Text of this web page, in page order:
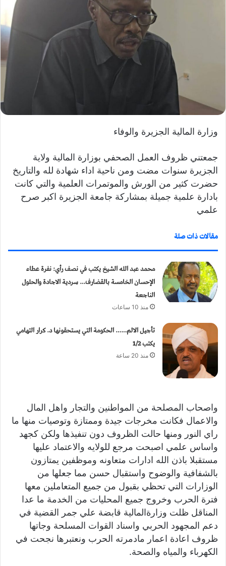
ي
د
ا
ن
ا
وزارة المالية الجزيرة والوفاء
جمعتني ظروف العمل الصحفي بوزارة المالية ولاية
الجزيرة سنوات مضت ومن ناحية اداء شهادة لله والتاريخ
حضرت كثير من الورش والموتمرات العلمية والتي كانت
بادارة علمية جميلة بمشاركة جامعة الجزيرة اكبر صرح
علمي
مقالات ذات صلة
محمد عبد الله الشيخ يكتب في نصف رأي: نفرة عطاء
الإحسان الخامسة بالقضارف… سردية الاجادة والحلول
الناجعة
منذ 10 ساعات
تأجيل الالم…… الحكومة التي يستحقونها د. كرار التهامي
يكتب 1/2
منذ 20 ساعة
واصحاب المصلحة من المواطنين والتجار واهل المال
والاعمال فكانت مخرجات جيدة وممتازة وتوصيات منها ما
راي النور ومنها حالت الظروف دون تنفيذها ولكن كجهد
واساس علمي اصبحت مرجع للولايه والاعتماد عليها
مستقبلا باذن الله ادارات متعاونه وموظفين يمتازون
بالشفافية والوضوح واستقبال حسن مما جعلها من
الوزارات التي تحظي بقبول من جميع المتعاملين معها
فترة الحرب وخروج جميع المحليات من الخدمة ما عدا
المناقل ظلت وزارةالمالية قابضة علي جمر القضية في
دعم المجهود الحربي واسناد القوات المسلحة وجاتها
ظروف اعادة اعمار مادمرته الحرب ونعتبرها نجحت في
الكهرباء والمياه والصحة.